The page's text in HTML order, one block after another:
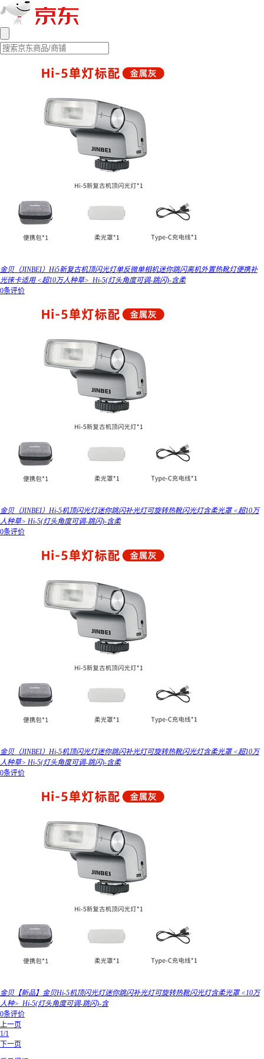
金贝（JINBEI）Hi5新复古机顶闪光灯单反微单相机迷你跳闪离机外置热靴灯便携补
光徕卡适用 <超10万人种草>_Hi-5(灯头角度可调-跳闪)-含柔
0条评价
金贝（JINBEI）Hi-5机顶闪光灯迷你跳闪补光灯可旋转热靴闪光灯含柔光罩 <超10万
人种草> Hi-5(灯头角度可调-跳闪)-含柔
0条评价
金贝（JINBEI）Hi-5机顶闪光灯迷你跳闪补光灯可旋转热靴闪光灯含柔光罩 <超10万
人种草> Hi-5(灯头角度可调-跳闪)-含柔
0条评价
金贝【新品】金贝Hi-5机顶闪光灯迷你跳闪补光灯可旋转热靴闪光灯含柔光罩 <10万
人种>_Hi-5(灯头角度可调-跳闪)-含
0条评价
上一页
1/1
下一页